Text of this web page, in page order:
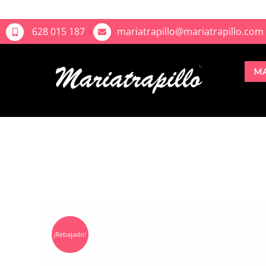
628 015 187 mariatrapillo@mariatrapillo.com
¡Rebajado!